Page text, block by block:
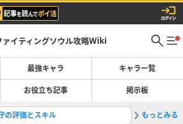
ァイティングソウル攻略Wiki
最強キャラ キャラ一覧
お役立ち記事 掲示板
の評価とスキル 2ユキの
もっとみる